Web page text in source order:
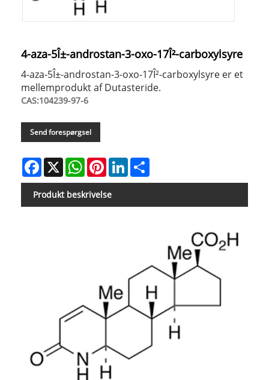
4-aza-5Î±-androstan-3-oxo-17Î²-carboxylsyre
4-aza-5Î±-androstan-3-oxo-17Î²-carboxylsyre er et
mellemprodukt af Dutasteride.
CAS:104239-97-6
Send forespørgsel
Facebook
X WhatsAppPinterestLinkedIn
Produkt beskrivelse